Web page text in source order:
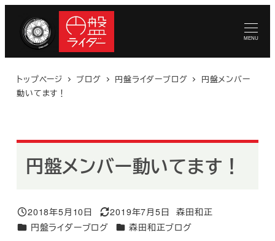
MENU
トップページ ブログ 円盤ライダーブログ
円盤メンバー
動いてます！
円盤メンバー動いてます！
投稿日
2018年5月10日
更新日
2019年7月5日
著
者
森田和正
カテゴリー
円盤ライダーブログ カテゴリー
森田和正ブログ